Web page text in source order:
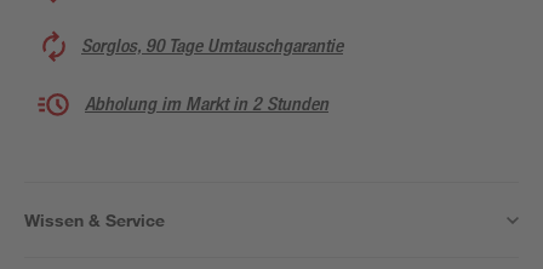
Sorglos, 90 Tage Umtauschgarantie
Abholung im Markt in 2 Stunden
Wissen & Service